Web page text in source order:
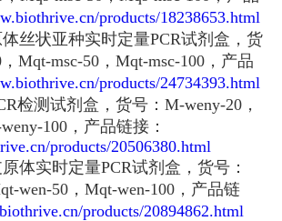
products/18238653.html
丝状亚种实时定量PCR试剂盒，货
Mqt-msc-50，Mqt-msc-100，产品
products/24734393.html
检测试剂盒，货号：M-weny-20，
100，产品链接：
products/20506380.html
体实时定量PCR试剂盒，货号：
wen-50，Mqt-wen-100，产品链
products/20894862.html